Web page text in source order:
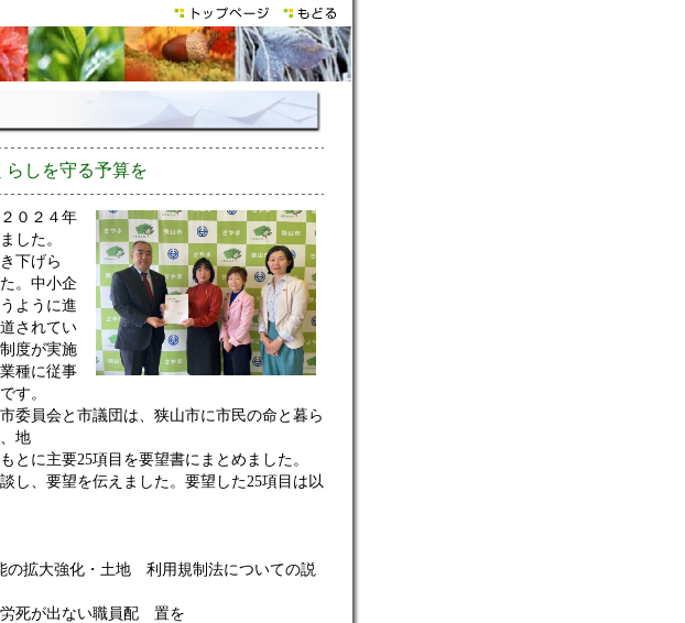
しを守る予算を
０２４年
した。
下げら
。中小企
ように進
されてい
度が実施
種に従事
す。
委員会と市議団は、狭山市に市民の命と暮ら
地
とに主要25項目を要望書にまとめました。
し、要望を伝えました。要望した25項目は以
拡大強化・土地 利用規制法についての説
死が出ない職員配 置を